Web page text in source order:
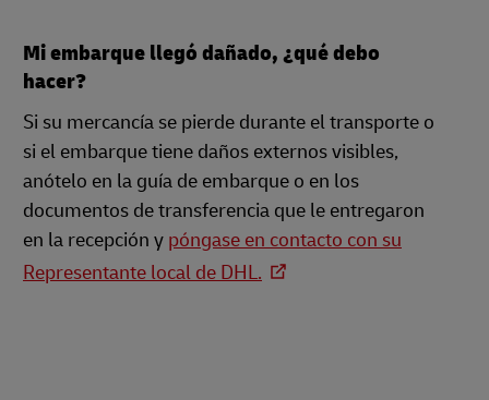
Mi embarque llegó dañado, ¿qué debo
hacer?
Si su mercancía se pierde durante el transporte o
si el embarque tiene daños externos visibles,
anótelo en la guía de embarque o en los
documentos de transferencia que le entregaron
en la recepción y póngase en contacto con su
Representante local de DHL.